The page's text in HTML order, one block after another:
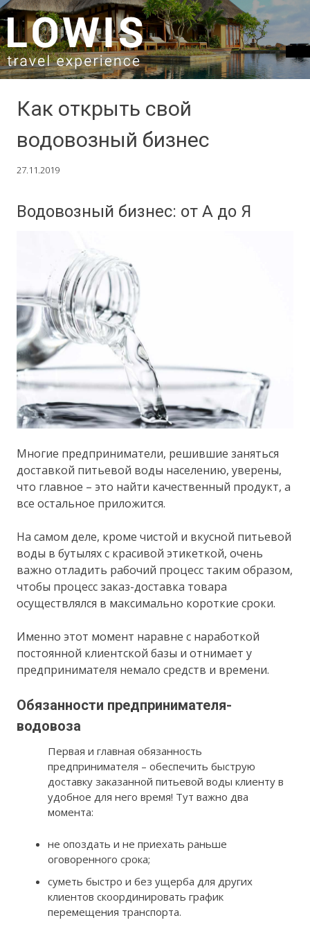
SKIP TO CONTENT
Как открыть свой
водовозный бизнес
27.11.2019
Водовозный бизнес: от А до Я
Многие предприниматели, решившие заняться
доставкой питьевой воды населению, уверены,
что главное – это найти качественный продукт, а
все остальное приложится.
На самом деле, кроме чистой и вкусной питьевой
воды в бутылях с красивой этикеткой, очень
важно отладить рабочий процесс таким образом,
чтобы процесс заказ-доставка товара
осуществлялся в максимально короткие сроки.
Именно этот момент наравне с наработкой
постоянной клиентской базы и отнимает у
предпринимателя немало средств и времени.
Обязанности предпринимателя-
водовоза
Первая и главная обязанность
предпринимателя – обеспечить быструю
доставку заказанной питьевой воды клиенту в
удобное для него время! Тут важно два
момента:
не опоздать и не приехать раньше
оговоренного срока;
суметь быстро и без ущерба для других
клиентов скоординировать график
перемещения транспорта.